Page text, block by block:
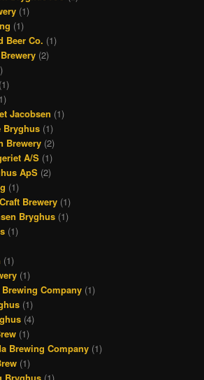
(1)
(1)
Beer Co. (1)
(2)
(1)
Jacobsen (1)
Bryghus (1)
Brewery (2)
A/S (1)
ApS (2)
(1)
Brewery (1)
Bryghus (1)
(1)
(1)
(1)
Company (1)
(1)
(4)
(1)
Brewing Company (1)
(1)